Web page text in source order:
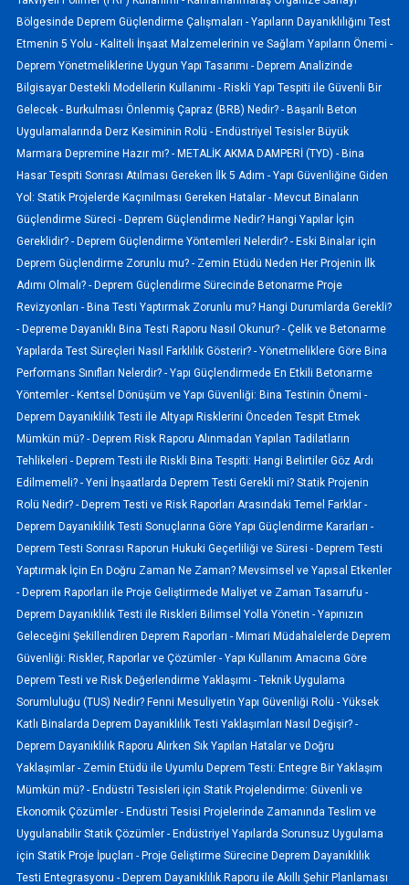
Bölgesinde Deprem Güçlendirme Çalışmaları - Yapıların Dayanıklılığını Test
Etmenin 5 Yolu - Kaliteli İnşaat Malzemelerinin ve Sağlam Yapıların Önemi -
Deprem Yönetmeliklerine Uygun Yapı Tasarımı - Deprem Analizinde
Bilgisayar Destekli Modellerin Kullanımı - Riskli Yapı Tespiti ile Güvenli Bir
Gelecek - Burkulması Önlenmiş Çapraz (BRB) Nedir? - Başarılı Beton
Uygulamalarında Derz Kesiminin Rolü - Endüstriyel Tesisler Büyük
Marmara Depremine Hazır mı? - METALİK AKMA DAMPERİ (TYD) - Bina
Hasar Tespiti Sonrası Atılması Gereken İlk 5 Adım - Yapı Güvenliğine Giden
Yol: Statik Projelerde Kaçınılması Gereken Hatalar - Mevcut Binaların
Güçlendirme Süreci - Deprem Güçlendirme Nedir? Hangi Yapılar İçin
Gereklidir? - Deprem Güçlendirme Yöntemleri Nelerdir? - Eski Binalar için
Deprem Güçlendirme Zorunlu mu? - Zemin Etüdü Neden Her Projenin İlk
Adımı Olmalı? - Deprem Güçlendirme Sürecinde Betonarme Proje
Revizyonları - Bina Testi Yaptırmak Zorunlu mu? Hangi Durumlarda Gerekli?
- Depreme Dayanıklı Bina Testi Raporu Nasıl Okunur? - Çelik ve Betonarme
Yapılarda Test Süreçleri Nasıl Farklılık Gösterir? - Yönetmeliklere Göre Bina
Performans Sınıfları Nelerdir? - Yapı Güçlendirmede En Etkili Betonarme
Yöntemler - Kentsel Dönüşüm ve Yapı Güvenliği: Bina Testinin Önemi -
Deprem Dayanıklılık Testi ile Altyapı Risklerini Önceden Tespit Etmek
Mümkün mü? - Deprem Risk Raporu Alınmadan Yapılan Tadilatların
Tehlikeleri - Deprem Testi ile Riskli Bina Tespiti: Hangi Belirtiler Göz Ardı
Edilmemeli? - Yeni İnşaatlarda Deprem Testi Gerekli mi? Statik Projenin
Rolü Nedir? - Deprem Testi ve Risk Raporları Arasındaki Temel Farklar -
Deprem Dayanıklılık Testi Sonuçlarına Göre Yapı Güçlendirme Kararları -
Deprem Testi Sonrası Raporun Hukuki Geçerliliği ve Süresi - Deprem Testi
Yaptırmak İçin En Doğru Zaman Ne Zaman? Mevsimsel ve Yapısal Etkenler
- Deprem Raporları ile Proje Geliştirmede Maliyet ve Zaman Tasarrufu -
Deprem Dayanıklılık Testi ile Riskleri Bilimsel Yolla Yönetin - Yapınızın
Geleceğini Şekillendiren Deprem Raporları - Mimari Müdahalelerde Deprem
Güvenliği: Riskler, Raporlar ve Çözümler - Yapı Kullanım Amacına Göre
Deprem Testi ve Risk Değerlendirme Yaklaşımı - Teknik Uygulama
Sorumluluğu (TUS) Nedir? Fenni Mesuliyetin Yapı Güvenliği Rolü - Yüksek
Katlı Binalarda Deprem Dayanıklılık Testi Yaklaşımları Nasıl Değişir? -
Deprem Dayanıklılık Raporu Alırken Sık Yapılan Hatalar ve Doğru
Yaklaşımlar - Zemin Etüdü ile Uyumlu Deprem Testi: Entegre Bir Yaklaşım
Mümkün mü? - Endüstri Tesisleri için Statik Projelendirme: Güvenli ve
Ekonomik Çözümler - Endüstri Tesisi Projelerinde Zamanında Teslim ve
Uygulanabilir Statik Çözümler - Endüstriyel Yapılarda Sorunsuz Uygulama
için Statik Proje İpuçları - Proje Geliştirme Sürecine Deprem Dayanıklılık
Testi Entegrasyonu - Deprem Dayanıklılık Raporu ile Akıllı Şehir Planlaması